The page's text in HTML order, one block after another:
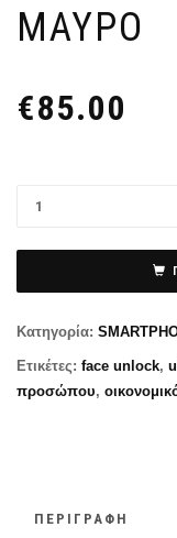
ΜΑΎΡΟ
€85.00
Κατηγορία:
Ετικέτες: face unlock,
προσώπου,
ΠΕΡΙΓΡΑΦΉ